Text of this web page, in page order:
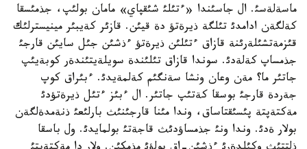
ماسةلةسئ. ال جاسئندا «ءتئلئ شئقپاي» مامان بولئپ، جذمئسقا
كةلگةن ادامدئ تئلگة ذيرةتؤ دة قيئن. قازئر كةيبئر مينيسترلئك
قئزمةتشئلةرئنة قازاق ءتئلئن ذيرةتؤ ءذشئن جئل سايئن قارجئ
جذمساپ كةلةدئ. سوندا قازاق تئلئندة سويلةيتئندةر كوبةيئپ
جاتئر ما؟ مةن وعان ونشا سةنگئم كةلمةيدئ. ءبئراق كوپ
جةردة قارجئ بوسقا كةتئپ جاتئر. ال ءبئز ءتئل ذيرةتؤدئ
مةكتةپتة پئسئقتاساق، وندا مئنا قارجئنئث بارلئعئ ذنةمدةلگةن
بولار ةدئ. وندا ونئ جذمساؤدئث قاجةتئ بولمايدئ. ول باسقا